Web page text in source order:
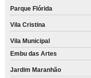
Parque Flórida
Vila Cristina
Vila Municipal
Embu das Artes
Jardim Maranhão